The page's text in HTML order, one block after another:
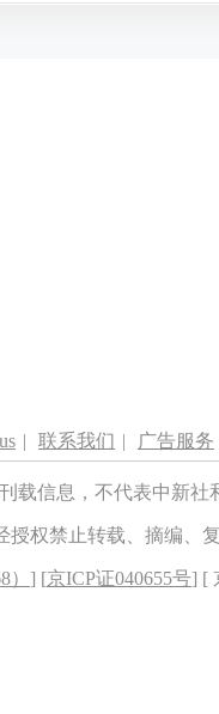
| 联系我们 | 广告服务
载信息，不代表中新
授权禁止转载、摘编、
] [京ICP证040655号] [